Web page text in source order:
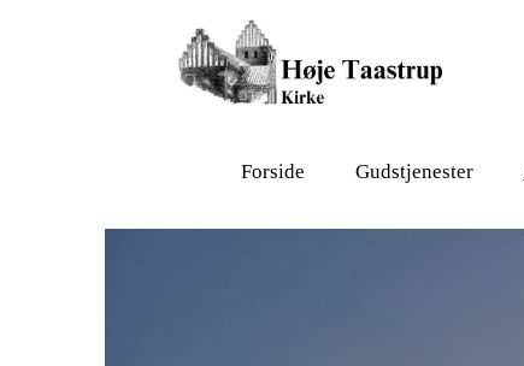
Forside Gudstjenester